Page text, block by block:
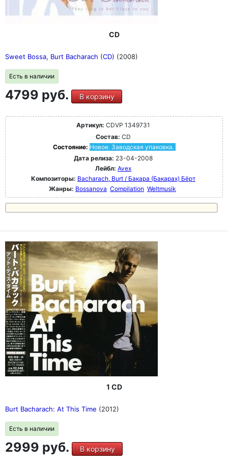
CD
Sweet Bossa, Burt Bacharach (CD) (2008)
Есть в наличии
4799 руб. В корзину
Артикул: CDVP 1349731
Состав: CD
Состояние: Новое. Заводская упаковка.
Дата релиза: 23-04-2008
Лейбл: Avex
Композиторы: Bacharach, Burt / Бакара (Бакарах) Бёрт
Жанры: Bossanova Compilation Weltmusik
1 CD
Burt Bacharach: At This Time (2012)
Есть в наличии
2999 руб. В корзину